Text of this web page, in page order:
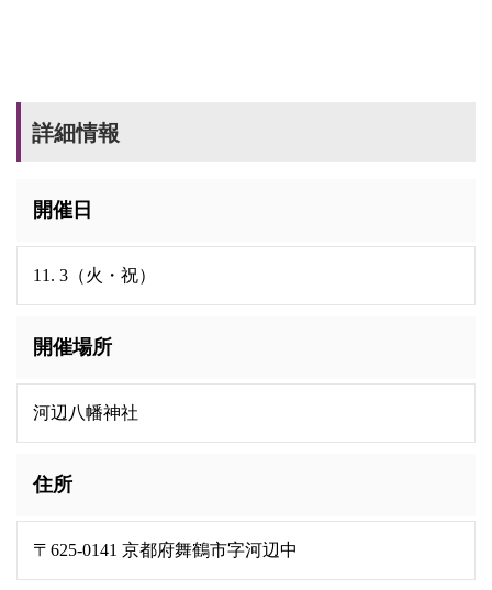
詳細情報
開催日
11. 3（火・祝）
開催場所
河辺八幡神社
住所
〒625-0141 京都府舞鶴市字河辺中